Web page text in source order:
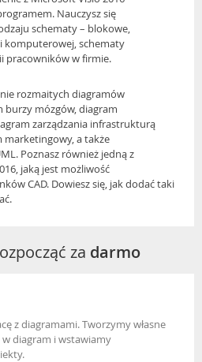
Nauczysz się
schematy – blokowe,
komputerowej, schematy
pracowników w firmie.
rozmaitych diagramów
burzy mózgów, diagram
zarządzania infrastrukturą
a także
Poznasz również jedną z
jaką jest możliwość
CAD. Dowiesz się, jak dodać taki
za darmo
z diagramami. Tworzymy własne
w diagram i wstawiamy